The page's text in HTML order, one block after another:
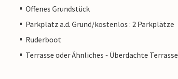
Offenes Grundstück
Parkplatz a.d. Grund/kostenlos : 2 Parkplätze
Ruderboot
Terrasse oder Ähnliches - Überdachte Terrasse